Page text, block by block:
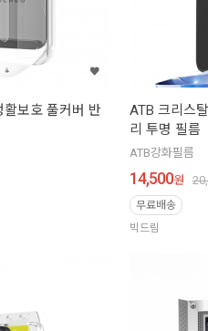
보호 풀커버 반
ATB 크리스
리 투명 필름
ATB강화필름
14,500원
무료배송
빅드림